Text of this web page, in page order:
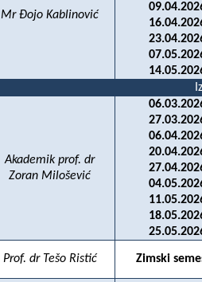
Mr Đojo Kablinović
Akademik prof. dr
Zoran Milošević
Prof. dr Tešo Ristić Zimski